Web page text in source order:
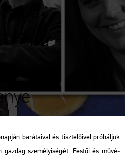
a
című
ba­rá­ta­i­val és tisz­te­lő­i­vel pró­bál­juk
gaz­dag sze­mé­lyi­sé­gét. Fes­tői és mű­vé­